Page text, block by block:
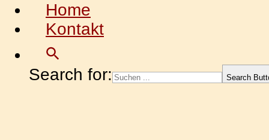
Home
Kontakt
Search for: Search